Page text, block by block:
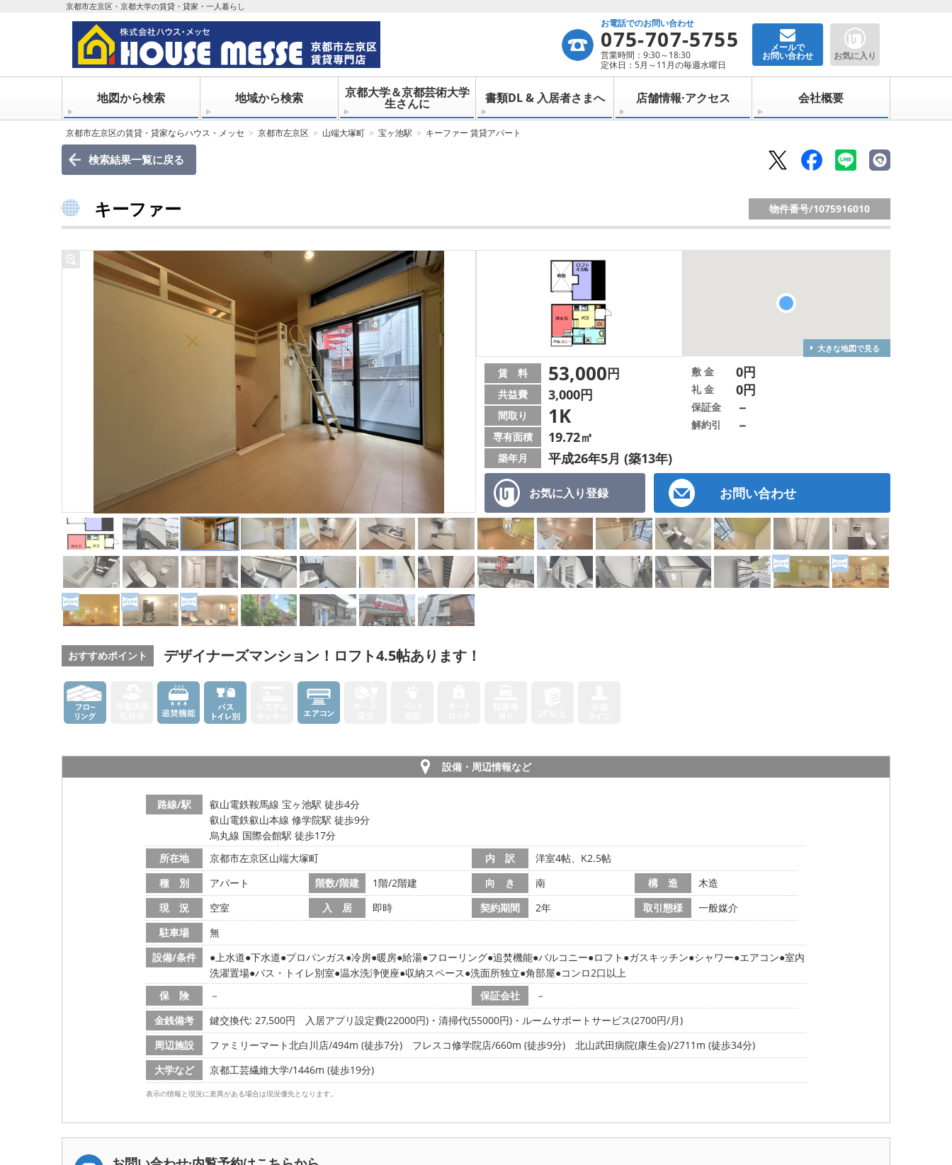
京都市左京区・京都大学の賃貸・貸家・一人暮らし
お電話でのお問い合わせ
075-707-5755
営業時間：9:30～18:30
定休日：5月～11月の毎週水曜日
メールで
お問い合わせ お気に入り
地図から検索 地域から検索 京都大学＆京都芸術大学
生さんに 書類DL & 入居者さまへ 店舗情報·アクセス 会社概要
京都市左京区の賃貸・貸家ならハウス・メッセ 京都市左京区 山端大塚町 宝ヶ池駅 キーファー 賃貸アパート
検索結果一覧に戻る
キーファー 物件番号/1075916010
大きな地図で見る
お気に入り登録 お問い合わせ
賃 料 53,000円
共益費 3,000円
間取り 1K
専有面積 19.72㎡
築年月 平成26年5月 (築13年)
敷 金 0円
礼 金 0円
保証金 －
解約引 －
おすすめポイント デザイナーズマンション！ロフト4.5帖あります！
設備・周辺情報など
路線/駅
叡山電鉄鞍馬線 宝ヶ池駅 徒歩4分
叡山電鉄叡山本線 修学院駅 徒歩9分
烏丸線 国際会館駅 徒歩17分
所在地
京都市左京区山端大塚町 内 訳
洋室4帖、K2.5帖
種 別
アパート 階数/階建 1階/2階建 向 き 南 構 造
木造
現 況
空室 入 居 即時 契約期間 2年 取引態様
一般媒介
駐車場
無
設備/条件
上水道 下水道 プロパンガス 冷房 暖房 給湯 フローリング 追焚機能 バルコニー ロフト ガスキッチン シャワー エアコン 室内
洗濯置場 バス・トイレ別室 温水洗浄便座 収納スペース 洗面所独立 角部屋 コンロ2口以上
保 険
－ 保証会社
－
金銭備考
鍵交換代: 27,500円
入居アプリ設定費(22000円)・清掃代(55000円)・ルームサポートサービス(2700円/月)
周辺施設
ファミリーマート北白川店/494m (徒歩7分) フレスコ修学院店/660m (徒歩9分)
北山武田病院(康生会)/2711m (徒歩34分)
大学など
京都工芸繊維大学/1446m (徒歩19分)
表示の情報と現況に差異がある場合は現況優先となります。